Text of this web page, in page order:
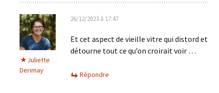
Juliette
Derimay
26/12/2023 à 17:47
Et cet aspect de vieille vitre qui distord et
détourne tout ce qu’on croirait voir …
Répondre